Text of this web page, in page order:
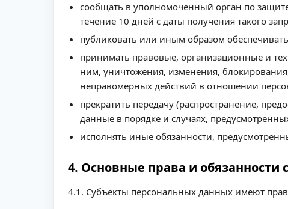
сообщать в уполномоченный орган по
течение 10 дней с даты получения такого
публиковать или иным образом
принимать правовые, организационные и
ним, уничтожения, изменения,
неправомерных действий в отношении
прекратить передачу (распространение,
данные в порядке и случаях,
исполнять иные обязанности,
4. Основные права и
4.1. Субъекты персональных данных имеют